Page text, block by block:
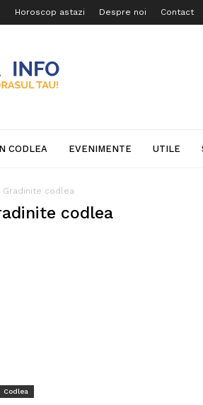
Horoscop astazi Despre noi Contact
CODLEA EVENIMENTE UTILE
Gradinite codlea
codlea
Codlea